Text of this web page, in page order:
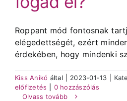
Roppant mód fontosnak
elégedettségét, ezért
érdekében, hogy mindenki
Kiss Anikó által 2023-01-13
előfizetés
0 hozzászólás
Olvass tovább